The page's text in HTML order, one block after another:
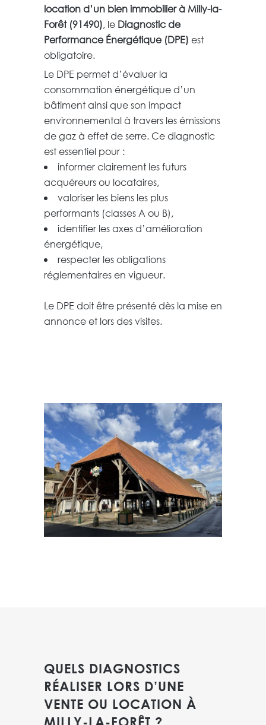
location d’un bien immobilier à Milly-la-
Forêt (91490), le Diagnostic de
Performance Énergétique (DPE) est
obligatoire.
Le DPE permet d’évaluer la
consommation énergétique d’un
bâtiment ainsi que son impact
environnemental à travers les émissions
de gaz à effet de serre. Ce diagnostic
est essentiel pour :
informer clairement les futurs
acquéreurs ou locataires,
valoriser les biens les plus
performants (classes A ou B),
identifier les axes d’amélioration
énergétique,
respecter les obligations
réglementaires en vigueur.
Le DPE doit être présenté dès la mise en
annonce et lors des visites.
QUELS DIAGNOSTICS
RÉALISER LORS D’UNE
VENTE OU LOCATION À
MILLY-LA-FORÊT ?